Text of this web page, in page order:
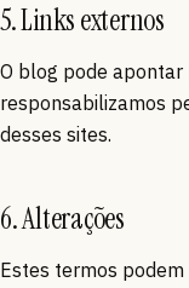
5. Links externos
O blog pode apontar
responsabilizamos
desses sites.
6. Alterações
Estes termos